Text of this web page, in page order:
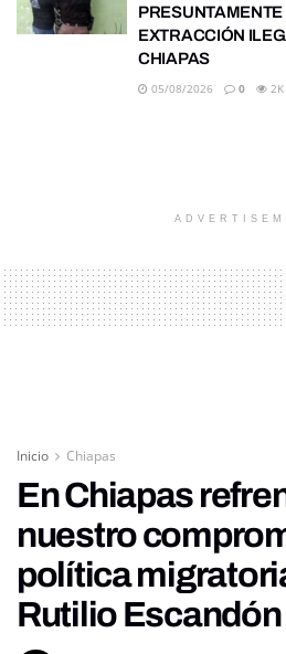
EXTRACCIÓN
CHIAPAS
05/08/2026 0 2K
Inicio Chiapas
En Chiapas
nuestro
política
Rutilio Escandón